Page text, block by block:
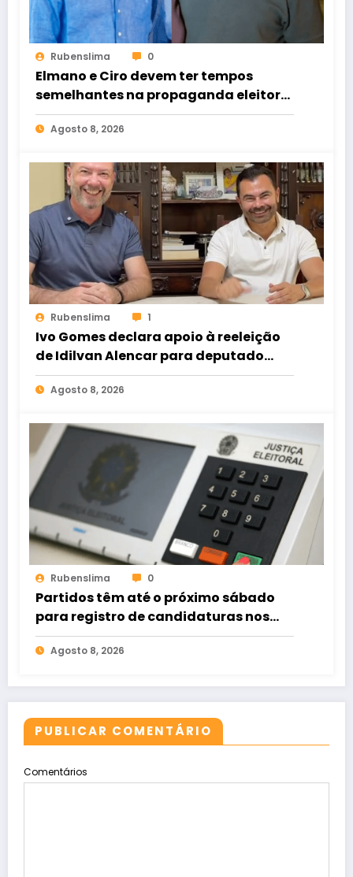
Rubenslima 0
Elmano e Ciro devem ter tempos
semelhantes na propaganda eleitoral
de rádio e TV
Agosto 8, 2026
Rubenslima 1
Ivo Gomes declara apoio à reeleição
de Idilvan Alencar para deputado
federal
Agosto 8, 2026
Rubenslima 0
Partidos têm até o próximo sábado
para registro de candidaturas nos
tribunais
Agosto 8, 2026
PUBLICAR COMENTÁRIO
Comentários